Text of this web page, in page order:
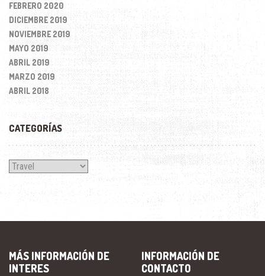
FEBRERO 2020
DICIEMBRE 2019
NOVIEMBRE 2019
MAYO 2019
ABRIL 2019
MARZO 2019
ABRIL 2018
CATEGORÍAS
Categorías
MÁS INFORMACIÓN DE
INTERES
INFORMACIÓN DE
CONTACTO